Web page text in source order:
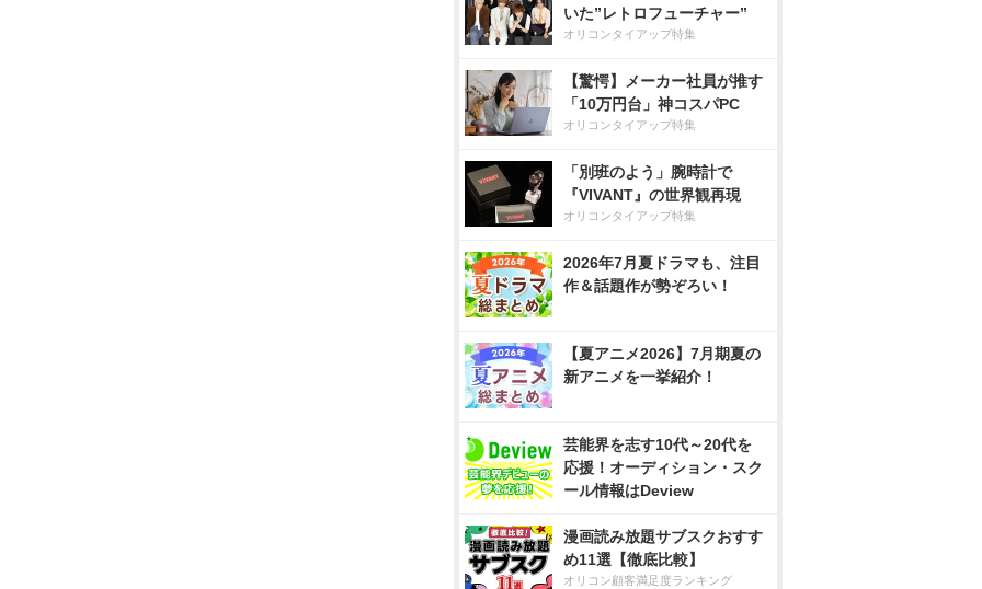
いた”レトロフューチャー”
オリコンタイアップ特集
【驚愕】メーカー社員が推す
「10万円台」神コスパPC
オリコンタイアップ特集
「別班のよう」腕時計で
『VIVANT』の世界観再現
オリコンタイアップ特集
2026年7月夏ドラマも、注目
作＆話題作が勢ぞろい！
【夏アニメ2026】7月期夏の
新アニメを一挙紹介！
芸能界を志す10代～20代を
応援！オーディション・スク
ール情報はDeview
漫画読み放題サブスクおすす
め11選【徹底比較】
オリコン顧客満足度ランキング